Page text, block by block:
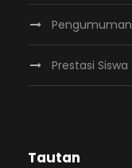
Pengumuman
Prestasi Siswa
Tautan